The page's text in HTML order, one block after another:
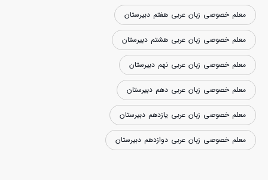
معلم خصوصی زبان عربی هفتم دبیرستان
معلم خصوصی زبان عربی هشتم دبیرستان
معلم خصوصی زبان عربی نهم دبیرستان
معلم خصوصی زبان عربی دهم دبیرستان
معلم خصوصی زبان عربی یازدهم دبیرستان
معلم خصوصی زبان عربی دوازدهم دبیرستان